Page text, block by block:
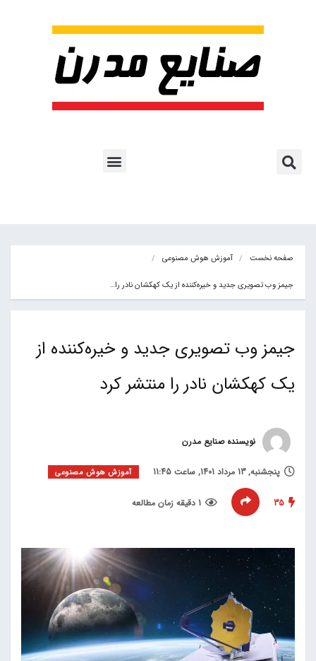
صفحه نخست آموزش هوش مصنوعی
جیمز وب تصویری جدید و خیره‌‌کننده از یک کهکشان نادر را…
جیمز وب تصویری جدید و خیره‌‌کننده از
یک کهکشان نادر را منتشر کرد
نویسنده صنایع مدرن
پنجشنبه, 13 مرداد 1401, ساعت 11:45 آموزش هوش مصنوعی
35 1 دقیقه زمان مطالعه